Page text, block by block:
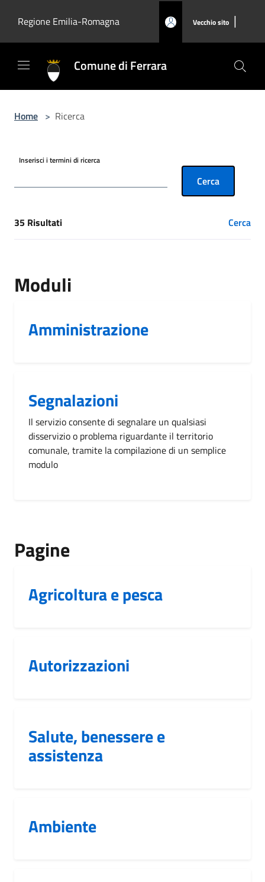
Regione Emilia-Romagna
Vecchio sito |
Comune di Ferrara
Home > Ricerca
Inserisci i termini di ricerca
Cerca
[results] Risultati
35 Risultati Cerca
Moduli
Amministrazione
Segnalazioni
Il servizio consente di segnalare un qualsiasi
disservizio o problema riguardante il territorio
comunale, tramite la compilazione di un semplice
modulo
Pagine
Agricoltura e pesca
Autorizzazioni
Salute, benessere e
assistenza
Ambiente